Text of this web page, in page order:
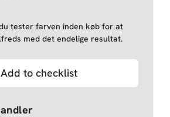
tester farven inden køb for at
med det endelige resultat.
Add to checklist